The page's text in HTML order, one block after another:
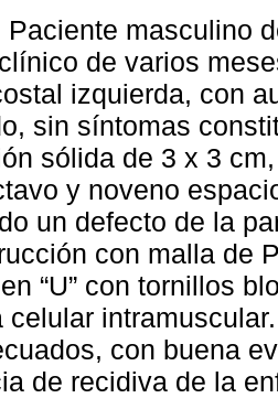
Paciente masculino
de varios
izquierda, con
sin síntomas
sólida de 3 x 3
y noveno
un defecto de la
con malla de
“U” con tornillos
celular
con buena
de recidiva de la